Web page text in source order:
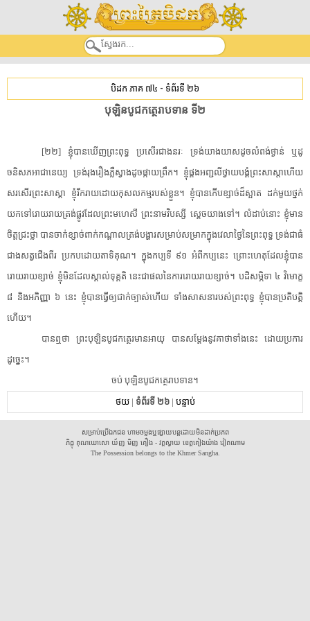
បិដក ភាគ ៧៤ - ទំព័រទី ២៦
បុ​ឡិន​បូ​ជកត្ថេ​រាប​ទាន ទី២
[២២] ខ្ញុំ​បានឃើញ​ព្រះពុទ្ធ ប្រសើរ​ជាង​នរៈ ទ្រង់​យាងយាស​ដូច​លំពង់​ថ្ងាន់ ឬដូ​
ចនិសភ​អាជានេយ្យ ទ្រង់​រុងរឿង​ភ្លឺស្វាង​ដូច​ផ្កាយព្រឹក។ ខ្ញុំ​ផ្គង​អញ្ជលី​ថ្វាយបង្គំ​ព្រះ​សាស្តា​ហើយ​
សរសើរ​ព្រះ​សាស្តា ខ្ញុំ​រីករាយ​ដោយ​កុសលកម្ម​របស់​ខ្លួន។ ខ្ញុំ​បាន​កើប​ខ្សាច់​ដ៏​ស្អាត ដក់​មួយ​ថ្នក់
យក​ទៅ​រោយរាយ​ត្រង់​ផ្លូវ​ដែល​ព្រះមហេសី ព្រះនាម​វិបស្សី ស្តេច​យាង​ទៅ។ លំដាប់នោះ ខ្ញុំ​មាន
ចិត្ត​ជ្រះថ្លា បាន​ចាក់​ខ្សាច់​ពាក់កណ្តាល​ត្រង់​បង្ហារ​សម្រាប់​សម្រាក​ក្នុង​វេលា​ថ្ងៃ​នៃ​ព្រះពុទ្ធ ទ្រង់​ជាធំ​
ជាង​សត្វ​ជើង​ពីរ ប្រកបដោយ​តា​ទិ​គុណ។ ក្នុង​កប្ប​ទី ៩១ អំពី​កប្ប​នេះ ព្រោះ​ហេតុ​ដែល​ខ្ញុំ​បាន​
រោយរាយ​ខ្សាច់ ខ្ញុំ​មិនដែល​ស្គាល់​ទុគ្គតិ នេះ​ជា​ផល​នៃ​ការ​រោយរាយ​ខ្សាច់។ បដិសម្ភិទា ៤ វិមោក្ខ
៨ និង​អភិញ្ញា ៦ នេះ ខ្ញុំ​បាន​ធ្វើឲ្យ​ជាក់ច្បាស់​ហើយ ទាំង​សាសនា​របស់​ព្រះពុទ្ធ ខ្ញុំ​បាន​ប្រតិបត្តិ​
ហើយ។
បានឮ​ថា ព្រះ​បុ​ឡិន​បូ​ជកត្ថេ​រមាន​អាយុ បាន​សម្តែង​នូវ​គាថា​ទាំងនេះ ដោយ​ប្រការ​
ដូច្នេះ។
ចប់ បុ​ឡិន​បូ​ជកត្ថេ​រាប​ទាន។
ថយ| ទំព័រទី ២៦| បន្ទាប់
សម្រាប់ប្រើឯកជន ហាមចម្លងឬផ្សាយបន្តដោយមិនដាក់ប្រភព
ភិក្ខុ គុណឃោសោ យ័ញ មិញ គឿង - វត្តស្វាយ ខេត្តគៀងយ៉ាង វៀតណាម
The Possession belongs to the Khmer Sangha.